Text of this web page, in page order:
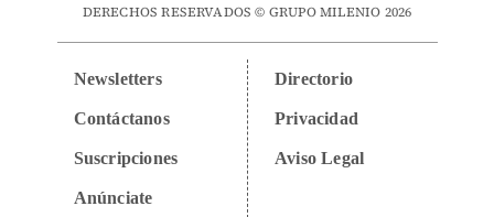
DERECHOS RESERVADOS © GRUPO MILENIO 2026
Newsletters
Contáctanos
Suscripciones
Anúnciate
Directorio
Privacidad
Aviso Legal